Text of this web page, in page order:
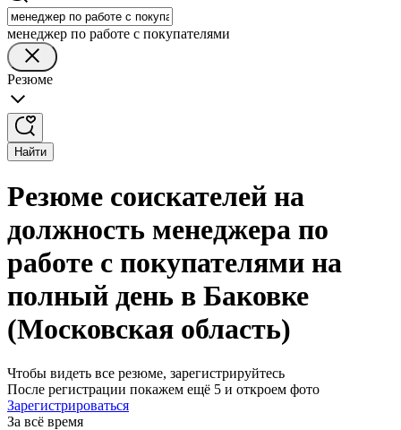
менеджер по работе с покупателями
Резюме
Найти
Резюме соискателей на
должность менеджера по
работе с покупателями на
полный день в Баковке
(Московская область)
Чтобы видеть все резюме, зарегистрируйтесь
После регистрации покажем ещё 5 и откроем фото
Зарегистрироваться
За всё время